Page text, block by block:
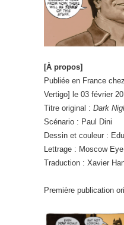
[À propos]
Publiée en France chez
Vertigo] le 03 février
Titre original : Dark
Scénario : Paul Dini
Dessin et couleur :
Lettrage : Moscow Eye
Traduction : Xavier
Première publication